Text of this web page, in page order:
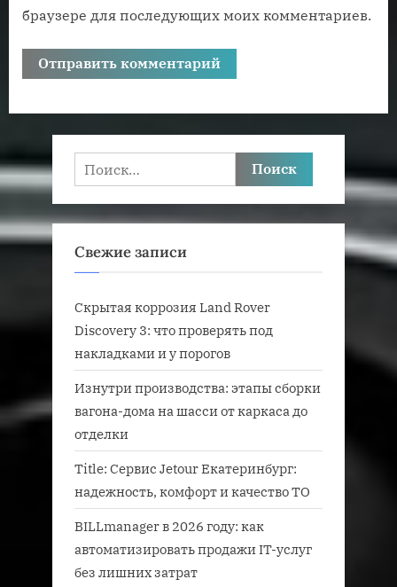
браузере для последующих моих комментариев.
Найти:
Свежие записи
Скрытая коррозия Land Rover
Discovery 3: что проверять под
накладками и у порогов
Изнутри производства: этапы сборки
вагона-дома на шасси от каркаса до
отделки
Title: Сервис Jetour Екатеринбург:
надежность, комфорт и качество ТО
BILLmanager в 2026 году: как
автоматизировать продажи IT-услуг
без лишних затрат